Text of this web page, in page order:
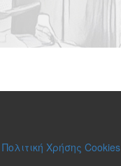
Πολιτική Χρήσης Cookies